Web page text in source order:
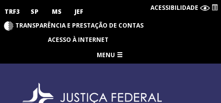
TRF3 SP MS JEF ACESSIBILIDADE
TRANSPARÊNCIA E PRESTAÇÃO DE CONTAS
ACESSO À INTERNET
MENU